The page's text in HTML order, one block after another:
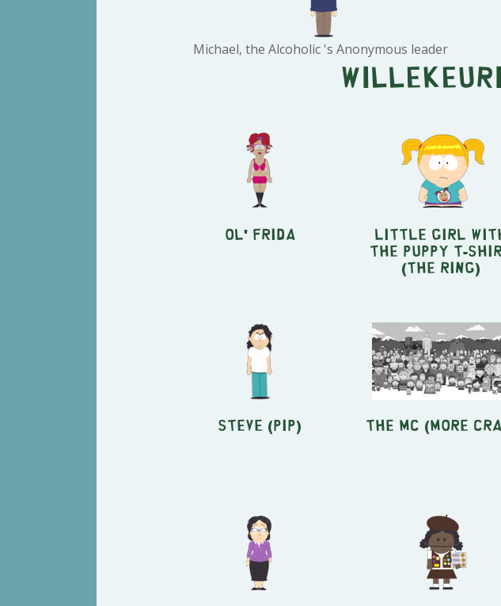
Michael, the Alcoholic 's Anonymous leader
Ol' Frida Little Girl
the Puppy T-
(The Ring)
Steve (Pip) The MC (More